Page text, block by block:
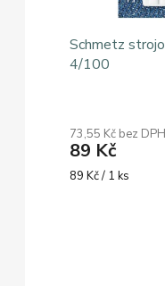
Schmetz
4/100
73,55 Kč bez DPH
89 Kč
Měrná
89 Kč / 1 ks